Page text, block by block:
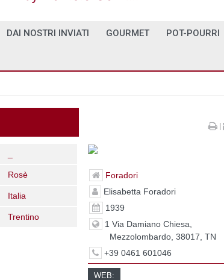
DAI NOSTRI INVIATI GOURMET POT-POURRI
Rosè
Italia
Trentino
|
Foradori
Elisabetta Foradori
1939
1 Via Damiano Chiesa,
Mezzolombardo, 38017, TN
+39 0461 601046
WEB: